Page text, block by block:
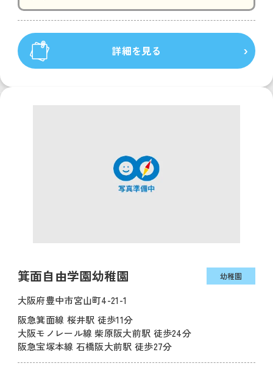
詳細を見る
箕面自由学園幼稚園 幼稚園
大阪府豊中市宮山町4-21-1
阪急箕面線 桜井駅 徒歩11分
大阪モノレール線 柴原阪大前駅 徒歩24分
阪急宝塚本線 石橋阪大前駅 徒歩27分